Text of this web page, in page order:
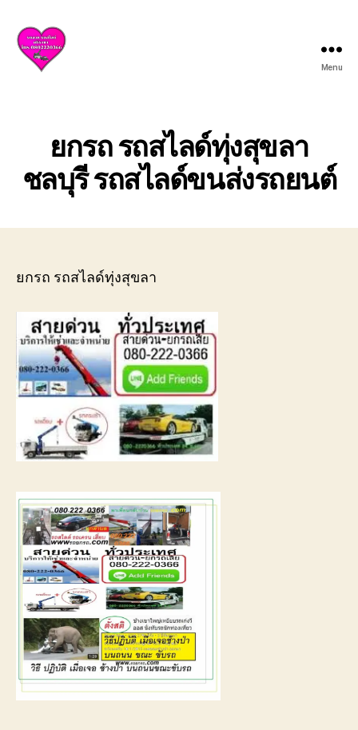
ศรีราชา
ชลบุรี
ให้
ยก
เสีย
อุบัติเหตุ
รถ
พัง
ต้องการ
ความ
ช่วย
เหลือ
0800628488
Menu
ยกรถ รถสไลด์ทุ่งสุขลา
ชลบุรี รถสไลด์ขนส่งรถยนต์
ยกรถ รถสไลด์ทุ่งสุขลา